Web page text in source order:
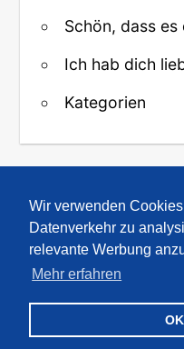
Wir verwenden
Datenverkehr zu
relevante Werbung
Mehr erfahren
OK
Schön, dass
Ich hab dich
Kategorien
↑
Über uns·Kontakt
© 2008-2026
für